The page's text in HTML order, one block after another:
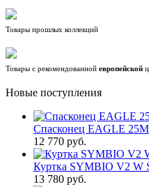
Товары прошлых коллекций
Товары с рекомендованной европейской
Новые поступления
Спасконец EAGLE
12 770 руб.
Куртка SYMBIO V2 W
13 780 руб.